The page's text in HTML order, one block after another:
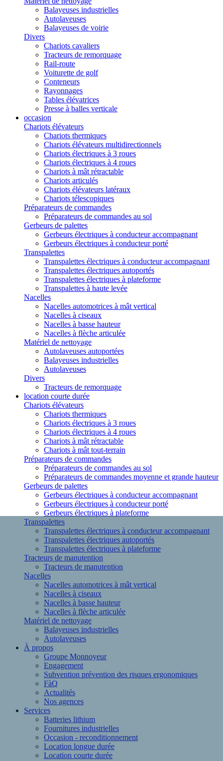
Balayeuses industrielles
Autolaveuses
Balayeuses de voirie
Divers
Chariots cavaliers
Tracteurs de remorquage
Rail-route
Voiturette de golf
Conteneurs
Rayonnages
Tables élévatrices
Presse à balles verticale
occasion
Chariots élévateurs
Chariots thermiques
Chariots élévateurs multidirectionnels
Chariots électriques à 3 roues
Chariots électriques à 4 roues
Chariots à mât rétractable
Chariots articulés
Chariots élévateurs latéraux
Chariots télescopiques
Préparateurs de commandes
Préparateurs de commandes au sol
Gerbeurs de palettes
Gerbeurs électriques à conducteur accompagnant
Gerbeurs électriques à conducteur porté
Transpalettes
Transpalettes électriques à conducteur accompagnant
Transpalettes électriques autoportés
Transpalettes électriques à plateforme
Transpalettes à haute levée
Nacelles
Nacelles automotrices à mât vertical
Nacelles à ciseaux
Nacelles à basse hauteur
Nacelles à flèche articulée
Matériel de nettoyage
Autolaveuses autoportées
Balayeuses industrielles
Autolaveuses
Divers
Tracteurs de remorquage
location courte durée
Chariots élévateurs
Chariots thermiques
Chariots électriques à 3 roues
Chariots électriques à 4 roues
Chariots à mât rétractable
Chariots à mât tout-terrain
Préparateurs de commandes
Préparateurs de commandes au sol
Préparateurs de commandes moyenne et grande hauteur
Gerbeurs de palettes
Gerbeurs électriques à conducteur accompagnant
Gerbeurs électriques à conducteur porté
Gerbeurs électriques à plateforme
Transpalettes
Transpalettes électriques à conducteur accompagnant
Transpalettes électriques autoportés
Transpalettes électriques à plateforme
Tracteurs de manutention
Tracteurs de manutention
Nacelles
Nacelles automotrices à mât vertical
Nacelles à ciseaux
Nacelles à basse hauteur
Nacelles à flèche articulée
Matériel de nettoyage
Balayeuses industrielles
Autolaveuses
À propos
Groupe Monnoyeur
Engagement
Subvention prévention des risques ergonomiques
FàQ
Actualités
Nos agences
Services
Batteries lithium
Fournitures industrielles
Occasion - reconditionnement
Location longue durée
Location courte durée